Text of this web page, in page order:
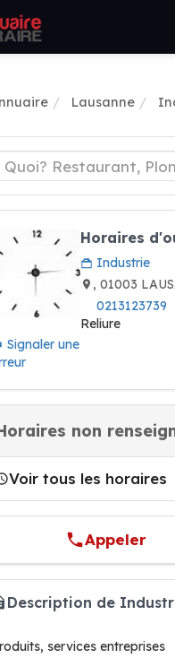
Lausanne
Signaler une
Horaires
Industrie
, 01003
0213123739
Reliure
non
Voir tous les horaires
Appeler
Description de
services entreprises